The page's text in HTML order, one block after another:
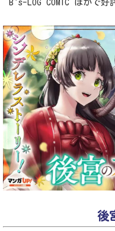
B's-LOG COMIC ほかで好
後